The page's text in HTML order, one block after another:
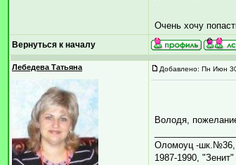
Очень хочу
Вернуться к началу
Лебедева Татьяна Добавлено: Пн Июн
Володя,
Оломоуц -шк.№36,
1987-1990, "Зенит"